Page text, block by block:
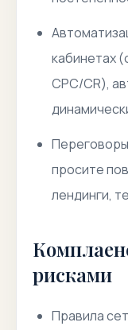
кабинетах
CPC/CR),
просите
лендинги,
рисками
Правила